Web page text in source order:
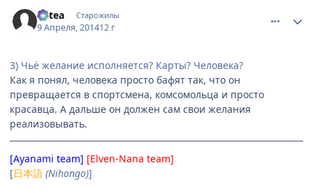
Mitea Старожилы
9 Апреля, 201412 г
3) Чьё желание исполняется? Карты? Человека?
Как я понял, человека просто бафят так, что он
превращается в спортсмена, комсомольца и просто
красавца. А дальше он должен сам свои желания
реализовывать.
[Ayanami team] [Elven-Nana team]
[日本語 (Nihongo)]